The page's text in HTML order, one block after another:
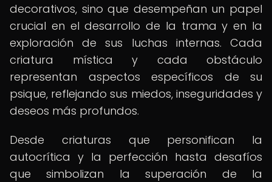
decorativos, sino que desempeñan un papel
crucial en el desarrollo de la trama y en la
exploración de sus luchas internas. Cada
criatura mística y cada obstáculo
representan aspectos específicos de su
psique, reflejando sus miedos, inseguridades y
deseos más profundos.
Desde criaturas que personifican la
autocrítica y la perfección hasta desafíos
que simbolizan la superación de la